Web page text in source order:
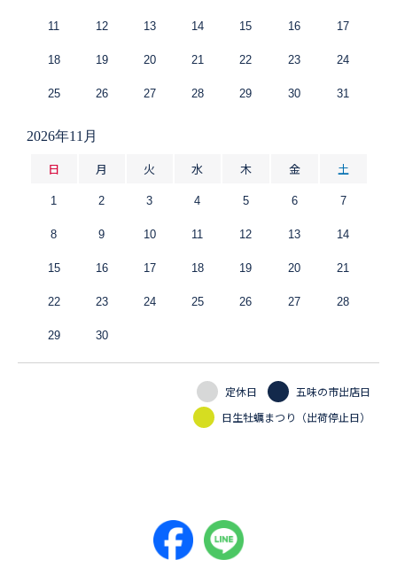
11 12 13 14 15 16 17
18 19 20 21 22 23 24
25 26 27 28 29 30 31
2026年11月
日 月 火 水 木 金 土
1 2 3 4 5 6 7
8 9 10 11 12 13 14
15 16 17 18 19 20 21
22 23 24 25 26 27 28
29 30
定休日
五味の市出店日
日生牡蠣まつり（出荷停止日）